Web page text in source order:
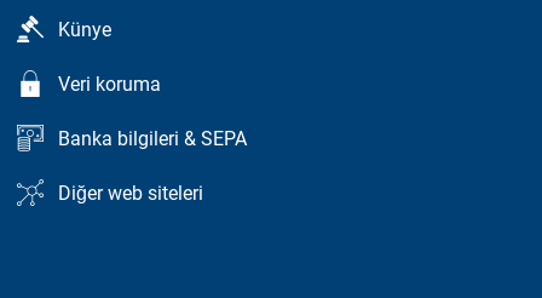
Künye
Veri koruma
Banka bilgileri & SEPA
Diğer web siteleri